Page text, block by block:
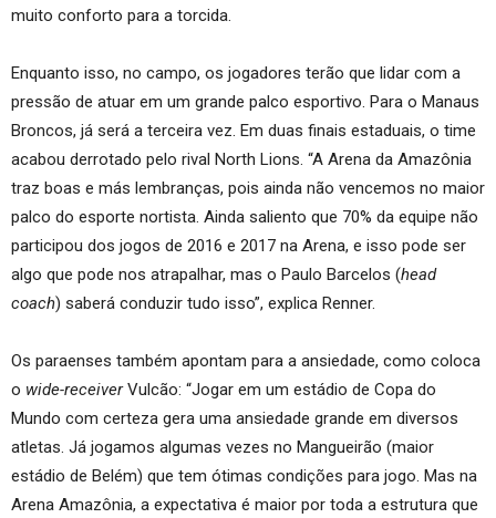
muito conforto para a torcida.
Enquanto isso, no campo, os jogadores terão que lidar com a
pressão de atuar em um grande palco esportivo. Para o Manaus
Broncos, já será a terceira vez. Em duas finais estaduais, o time
acabou derrotado pelo rival North Lions. “A Arena da Amazônia
traz boas e más lembranças, pois ainda não vencemos no maior
palco do esporte nortista. Ainda saliento que 70% da equipe não
participou dos jogos de 2016 e 2017 na Arena, e isso pode ser
algo que pode nos atrapalhar, mas o Paulo Barcelos (head
coach) saberá conduzir tudo isso”, explica Renner.
Os paraenses também apontam para a ansiedade, como coloca
o wide-receiverVulcão: “Jogar em um estádio de Copa do
Mundo com certeza gera uma ansiedade grande em diversos
atletas. Já jogamos algumas vezes no Mangueirão (maior
estádio de Belém) que tem ótimas condições para jogo. Mas na
Arena Amazônia, a expectativa é maior por toda a estrutura que